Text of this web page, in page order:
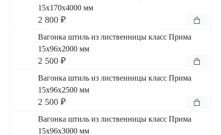
15x170x4000 мм
2 800 ₽
Вагонка штиль из лиственницы класс Прима
15x96x2000 мм
2 500 ₽
Вагонка штиль из лиственницы класс Прима
15x96x2500 мм
2 500 ₽
Вагонка штиль из лиственницы класс Прима
15x96x3000 мм